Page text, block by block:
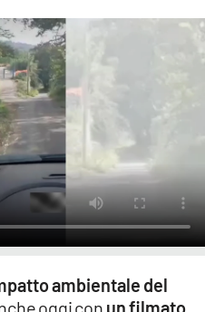
ambientale del
oggi con un filmato